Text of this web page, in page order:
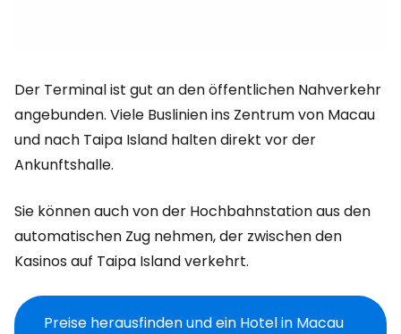
Der Terminal ist gut an den öffentlichen Nahverkehr
angebunden. Viele Buslinien ins Zentrum von Macau
und nach Taipa Island halten direkt vor der
Ankunftshalle.
Sie können auch von der Hochbahnstation aus den
automatischen Zug nehmen, der zwischen den
Kasinos auf Taipa Island verkehrt.
Preise herausfinden und ein Hotel in Macau